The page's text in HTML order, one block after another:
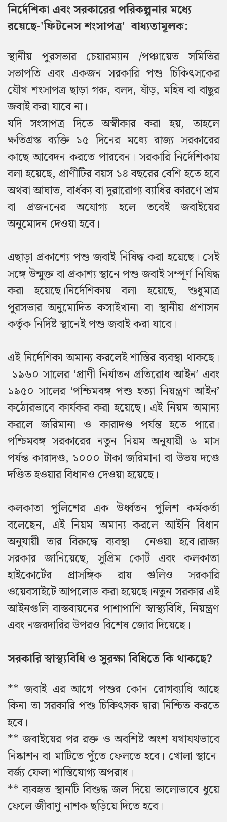
নির্দেশিকা এবং সরকারের পরিকল্পনার মধ্যে
রয়েছে-'ফিটনেস শংসাপত্র' বাধ্যতামূলক:
স্থানীয় পুরসভার চেয়ারম্যান /পঞ্চায়েত সমিতির
সভাপতি এবং একজন সরকারি পশু চিকিৎসকের
যৌথ শংসাপত্র ছাড়া গরু, বলদ, ষাঁড়, মহিষ বা বাছুর
জবাই করা যাবে না।
যদি সংসাপত্র দিতে অস্বীকার করা হয়, তাহলে
ক্ষতিগ্রস্ত ব্যক্তি ১৫ দিনের মধ্যে রাজ্য সরকারের
কাছে আবেদন করতে পারবেন।সরকারি নির্দেশিকায়
বলা হয়েছে, প্রাণীটির বয়স ১৪ বছরের বেশি হতে হবে
অথবা আঘাত, বার্ধক্য বা দুরারোগ্য ব্যাধির কারণে শ্রম
বা প্রজননের অযোগ্য হলে তবেই জবাইয়ের
অনুমোদন দেওয়া হবে।
এছাড়া প্রকাশ্যে পশু জবাই নিষিদ্ধ করা হয়েছে। সেই
সঙ্গে উন্মুক্ত বা প্রকাশ্য স্থানে পশু জবাই সম্পূর্ণ নিষিদ্ধ
করা হয়েছে।নির্দেশিকায় বলা হয়েছে, শুধুমাত্র
পুরসভার অনুমোদিত কসাইখানা বা স্থানীয় প্রশাসন
কর্তৃক নির্দিষ্ট স্থানেই পশু জবাই করা যাবে।
এই নির্দেশিকা অমান্য করলেই শাস্তির ব্যবস্থা থাকছে।
১৯৬০ সালের ‘প্রাণী নির্যাতন প্রতিরোধ আইন’ এবং
১৯৫০ সালের ‘পশ্চিমবঙ্গ পশু হত্যা নিয়ন্ত্রণ আইন’
কঠোরভাবে কার্যকর করা হয়েছে। এই নিয়ম অমান্য
করলে জরিমানা ও কারাদণ্ড পর্যন্ত হতে পারে।
পশ্চিমবঙ্গ সরকারের নতুন নিয়ম অনুযায়ী ৬ মাস
পর্যন্ত কারাদণ্ড, ১০০০ টাকা জরিমানা বা উভয় দণ্ডে
দণ্ডিত হওয়ার বিধানও দেওয়া হয়েছে।
কলকাতা পুলিশের এক উর্ধ্বতন পুলিশ কর্মকর্তা
বলেছেন, এই নিয়ম অমান্য করলে আইনি বিধান
অনুযায়ী তার বিরুদ্ধে ব্যবস্থা নেওয়া হবে।রাজ্য
সরকার জানিয়েছে, সুপ্রিম কোর্ট এবং কলকাতা
হাইকোর্টের প্রাসঙ্গিক রায় গুলিও সরকারি
ওয়েবসাইটে আপলোড করা হয়েছে।নতুন সরকার এই
আইনগুলি বাস্তবায়নের পাশাপাশি স্বাস্থ্যবিধি, নিয়ন্ত্রণ
এবং নজরদারির উপরও বিশেষ জোর দিয়েছে।
সরকারি স্বাস্থ্যবিধি ও সুরক্ষা বিধিতে কি থাকছে?
** জবাই এর আগে পশুর কোন রোগব্যাধি আছে
কিনা তা সরকারি পশু চিকিৎসক দ্বারা নিশ্চিত করতে
হবে।
** জবাইয়ের পর রক্ত ও অবশিষ্ট অংশ যথাযথভাবে
নিষ্কাশন বা মাটিতে পুঁতে ফেলতে হবে। খোলা স্থানে
বর্জ্য ফেলা শাস্তিযোগ্য অপরাধ।
** ব্যবহৃত স্থানটি বিশুদ্ধ জল দিয়ে ভালোভাবে ধুয়ে
ফেলে জীবাণু নাশক ছড়িয়ে দিতে হবে।